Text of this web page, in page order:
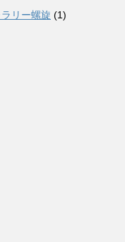
リー螺旋 (1)